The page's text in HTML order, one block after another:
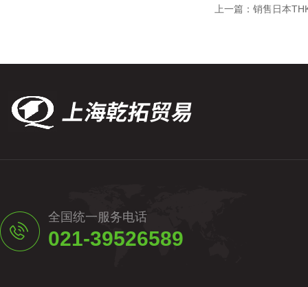
上一篇： 销售日本
全国统一服务电话
021-39526589